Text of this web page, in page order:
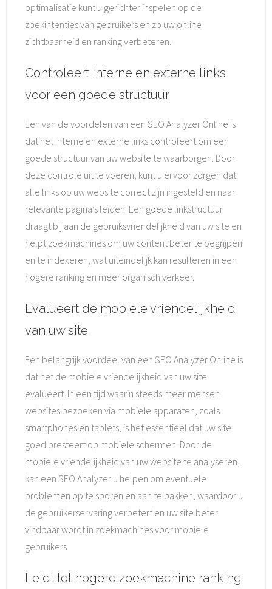
optimalisatie kunt u gerichter inspelen op de
zoekintenties van gebruikers en zo uw online
zichtbaarheid en ranking verbeteren.
Controleert interne en externe links
voor een goede structuur.
Een van de voordelen van een SEO Analyzer Online is
dat het interne en externe links controleert om een
goede structuur van uw website te waarborgen. Door
deze controle uit te voeren, kunt u ervoor zorgen dat
alle links op uw website correct zijn ingesteld en naar
relevante pagina’s leiden. Een goede linkstructuur
draagt bij aan de gebruiksvriendelijkheid van uw site en
helpt zoekmachines om uw content beter te begrijpen
en te indexeren, wat uiteindelijk kan resulteren in een
hogere ranking en meer organisch verkeer.
Evalueert de mobiele vriendelijkheid
van uw site.
Een belangrijk voordeel van een SEO Analyzer Online is
dat het de mobiele vriendelijkheid van uw site
evalueert. In een tijd waarin steeds meer mensen
websites bezoeken via mobiele apparaten, zoals
smartphones en tablets, is het essentieel dat uw site
goed presteert op mobiele schermen. Door de
mobiele vriendelijkheid van uw website te analyseren,
kan een SEO Analyzer u helpen om eventuele
problemen op te sporen en aan te pakken, waardoor u
de gebruikerservaring verbetert en uw site beter
vindbaar wordt in zoekmachines voor mobiele
gebruikers.
Leidt tot hogere zoekmachine ranking